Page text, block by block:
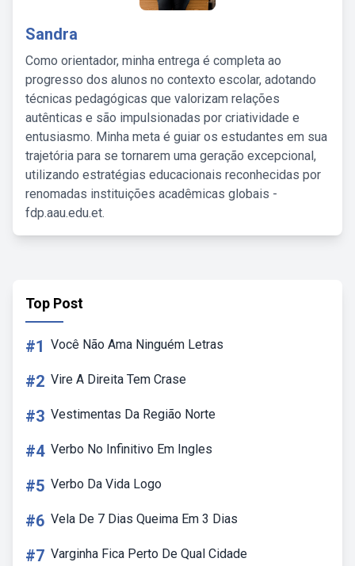
Sandra
Como orientador, minha entrega é completa ao
progresso dos alunos no contexto escolar, adotando
técnicas pedagógicas que valorizam relações
autênticas e são impulsionadas por criatividade e
entusiasmo. Minha meta é guiar os estudantes em sua
trajetória para se tornarem uma geração excepcional,
utilizando estratégias educacionais reconhecidas por
renomadas instituições acadêmicas globais -
fdp.aau.edu.et.
Top Post
#1 Você Não Ama Ninguém Letras
#2 Vire A Direita Tem Crase
#3 Vestimentas Da Região Norte
#4 Verbo No Infinitivo Em Ingles
#5 Verbo Da Vida Logo
#6 Vela De 7 Dias Queima Em 3 Dias
#7 Varginha Fica Perto De Qual Cidade